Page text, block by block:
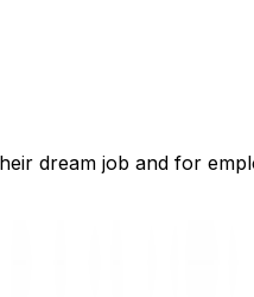
dream job and for